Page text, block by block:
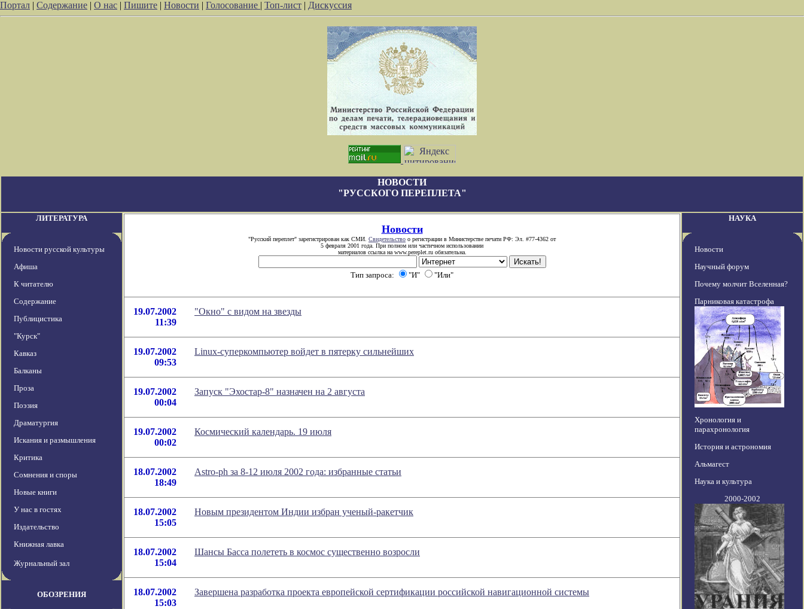
Портал | Содержание | О нас | Пишите | Новости | Голосование | Топ-лист | Дискуссия
НОВОСТИ
"РУССКОГО ПЕРЕПЛЕТА"
ЛИТЕРАТУРА
Новости русской культуры
Афиша
К читателю
Содержание
Публицистика
"Курск"
Кавказ
Балканы
Проза
Поэзия
Драматургия
Искания и размышления
Критика
Сомнения и споры
Новые книги
У нас в гостях
Издательство
Книжная лавка
Журнальный зал
ОБОЗРЕНИЯ
Новости
"Русский переплет" зарегистрирован как СМИ. Свидетельство о регистрации в Министерстве печати РФ: Эл. #77-4362 от
5 февраля 2001 года. При полном или частичном использовании
материалов ссылка на www.pereplet.ru обязательна.
Тип запроса: "И" "Или"
19.07.2002
11:39
"Окно" с видом на звезды
19.07.2002
09:53
Linux-суперкомпьютер войдет в пятерку сильнейших
19.07.2002
00:04
Запуск "Эхостар-8" назначен на 2 августа
19.07.2002
00:02
Космический календарь. 19 июля
18.07.2002
18:49
Astro-ph за 8-12 июля 2002 года: избранные статьи
18.07.2002
15:05
Новым президентом Индии избран ученый-ракетчик
18.07.2002
15:04
Шансы Басса полететь в космос существенно возросли
18.07.2002
15:03
Завершена разработка проекта европейской сертификации российской навигационной системы
НАУКА
Новости
Научный форум
Почему молчит Вселенная?
Парниковая катастрофа
Хронология и
парахронология
История и астрономия
Альмагест
Наука и культура
2000-2002